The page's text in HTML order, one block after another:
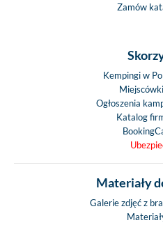
Zamów
Kempingi w
Ogłoszenia
Katalog
Materiały
Galerie zdjęć z